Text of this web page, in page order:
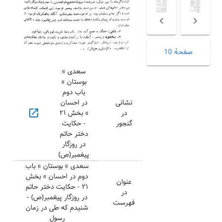
صفحهٔ 10
نشانی
در
گنجور
سعدی »
بوستان »
باب دوم
در احسان
» بخش ۲۱
- حکایت
دختر حاتم
در روزگار
پیغمبر(ص)
open_in_new
عنوان
در
فهرست
سعدی » بوستان » باب
دوم در احسان » بخش
۲۱ - حکایت دختر حاتم
در روزگار پیغمبر(ص) -
شنیدم که طی در زمان
رسول